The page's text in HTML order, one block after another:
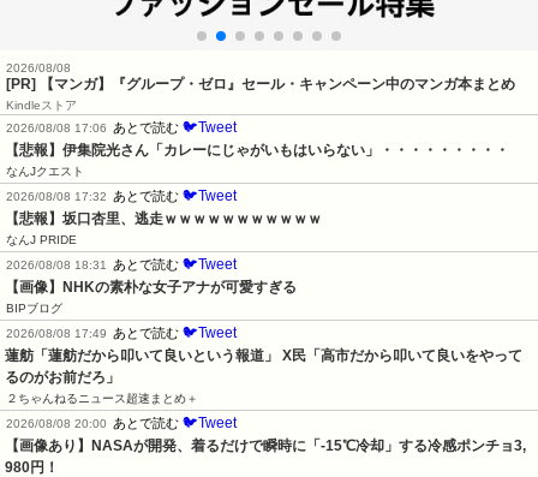
2026/08/08
[PR] 【マンガ】『グループ・ゼロ』セール・キャンペーン中のマンガ本まとめ
Kindleストア
2026/08/08 17:06
あとで読む 🐦Tweet
【悲報】伊集院光さん「カレーにじゃがいもはいらない」・・・・・・・・・
なんJクエスト
2026/08/08 17:32
あとで読む 🐦Tweet
【悲報】坂口杏里、逃走ｗｗｗｗｗｗｗｗｗｗｗ
なんJ PRIDE
2026/08/08 18:31
あとで読む 🐦Tweet
【画像】NHKの素朴な女子アナが可愛すぎる
BIPブログ
2026/08/08 17:49
あとで読む 🐦Tweet
蓮舫「蓮舫だから叩いて良いという報道」 X民「高市だから叩いて良いをやって
るのがお前だろ」
２ちゃんねるニュース超速まとめ＋
2026/08/08 20:00
あとで読む 🐦Tweet
【画像あり】NASAが開発、着るだけで瞬時に「-15℃冷却」する冷感ポンチョ3,
980円！